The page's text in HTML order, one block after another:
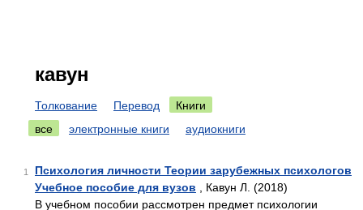
кавун
Толкование Перевод
Книги
все
электронные книги аудиокниги
1
Психология личности Теории зарубежных психологов
Учебное пособие для вузов , Кавун Л. (2018)
В учебном пособии рассмотрен предмет психологии